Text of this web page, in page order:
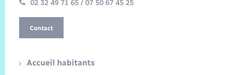
02 32 49 71 65 / 07 50 67 45 25
Contact
Accueil habitants